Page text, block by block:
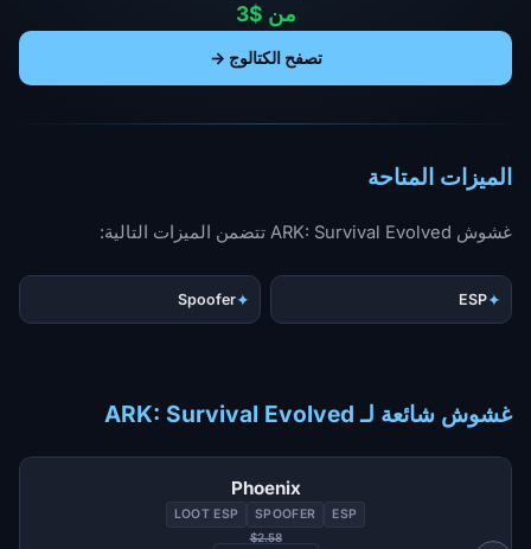
من $3
تصفح الكتالوج →
الميزات المتاحة
غشوش ARK: Survival Evolved تتضمن الميزات التالية:
✦
ESP
✦
Spoofer
غشوش شائعة لـ ARK: Survival Evolved
Phoenix
ESP
SPOOFER
LOOT ESP
$2.58